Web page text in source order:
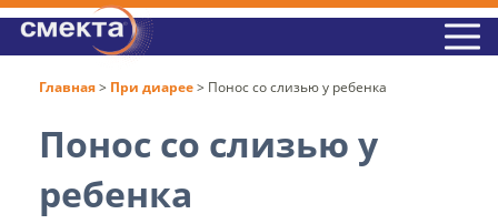
Главная> При диарее> Понос со слизью у ребенка
Понос со слизью у
ребенка